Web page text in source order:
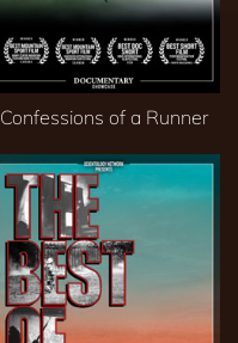
Confessions of a Runner